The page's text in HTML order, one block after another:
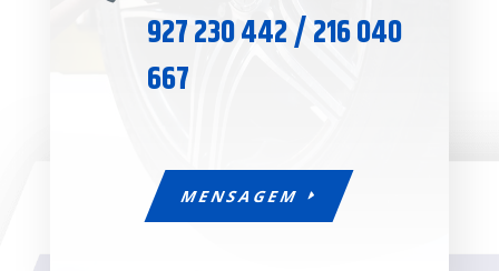
927 230 442 / 216 040
667
MENSAGEM